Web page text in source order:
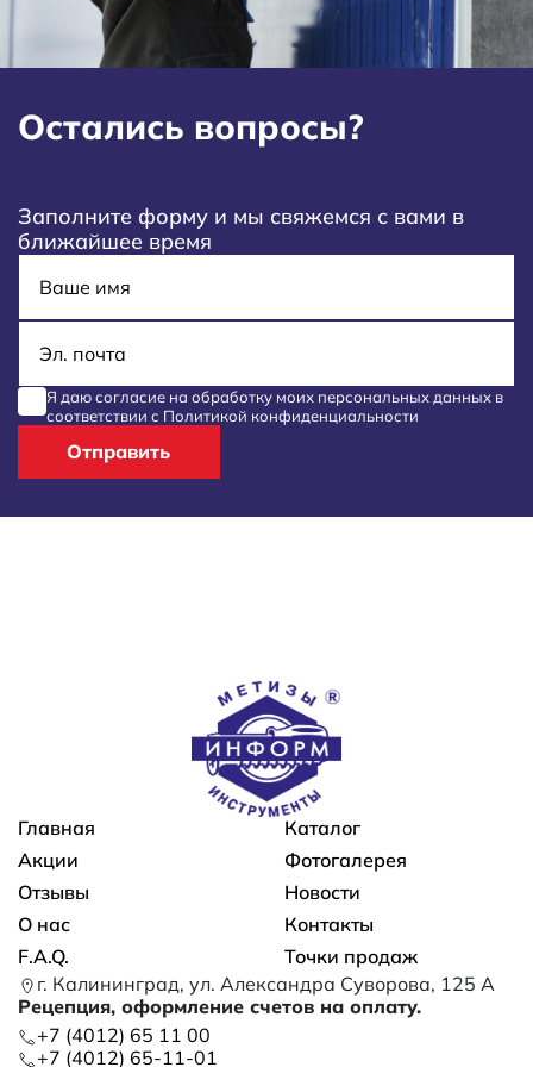
Остались вопросы?
Заполните форму и мы свяжемся с вами в
ближайшее время
Я даю согласие на обработку моих персональных данных в
соответствии с Политикой конфиденциальности
Отправить
Основная навигация
Главная
Каталог
Акции
Фотогалерея
Отзывы
Новости
О нас
Контакты
F.A.Q.
Точки продаж
г. Калининград, ул. Александра Суворова, 125 А
Рецепция, оформление счетов на оплату.
+7 (4012) 65 11 00
+7 (4012) 65-11-01